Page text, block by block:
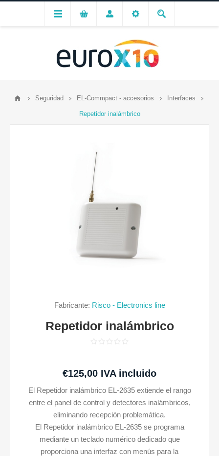
Seguridad EL-Commpact - accesorios Interfaces
Repetidor inalámbrico
Fabricante: Risco - Electronics line
Repetidor inalámbrico
€125,00 IVA incluido
El Repetidor inalámbrico EL-2635 extiende el rango
entre el panel de control y detectores inalámbricos,
eliminando recepción problemática.
El Repetidor inalámbrico EL-2635 se programa
mediante un teclado numérico dedicado que
proporciona una interfaz con menús para la